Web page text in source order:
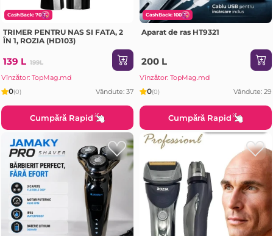
CashBack: 70
TRIMER PENTRU NAS SI FATA, 2
ÎN 1, ROZIA (HD103)
139 L 199L
Vînzător: TopMag.md
0(0) Vândute: 37
Cumpără Rapid
CashBack: 100
Aparat de ras HT9321
200 L
Vînzător: TopMag.md
0(0) Vândute: 29
Cumpără Rapid